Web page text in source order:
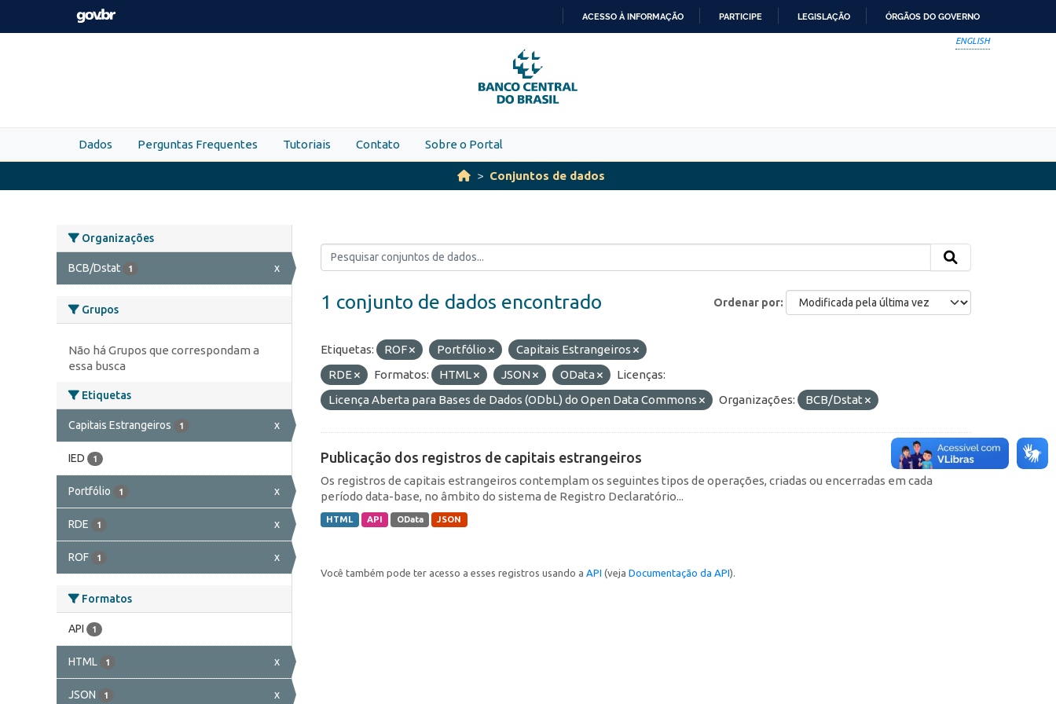
Skip to main content
PARA
O
CONTEÚDO
ACESSO À INFORMAÇÃO PARTICIPE LEGISLAÇÃO ÓRGÃOS DO GOVERNO
ENGLISH
Dados Perguntas Frequentes Tutoriais Contato Sobre o Portal
Conjuntos de dados
Organizações
BCB/Dstat 1 x
Grupos
Não há Grupos que correspondam a
essa busca
Etiquetas
Capitais Estrangeiros 1 x
IED 1
Portfólio 1 x
RDE 1 x
ROF 1 x
Formatos
API 1
HTML 1 x
JSON 1 x
Ordenar por
1 conjunto de dados encontrado
Etiquetas: ROF Portfólio
Capitais Estrangeiros
RDE
Formatos: HTML JSON OData
Licenças:
Licença Aberta para Bases de Dados (ODbL) do Open Data Commons
Organizações: BCB/Dstat
Publicação dos registros de capitais estrangeiros
Os registros de capitais estrangeiros contemplam os seguintes tipos de operações, criadas ou encerradas em cada
período data-base, no âmbito do sistema de Registro Declaratório...
HTML API OData JSON
Você também pode ter acesso a esses registros usando a API (veja Documentação da API).